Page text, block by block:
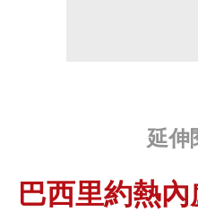
延伸
巴西里約熱